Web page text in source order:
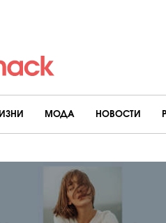
МОДА НОВОСТИ